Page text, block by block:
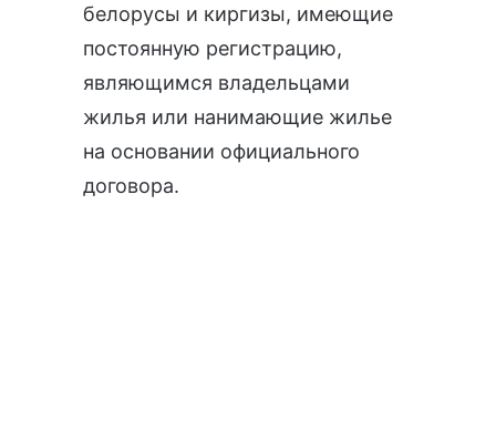
белорусы и киргизы, имеющие
постоянную регистрацию,
являющимся владельцами
жилья или нанимающие жилье
на основании официального
договора.